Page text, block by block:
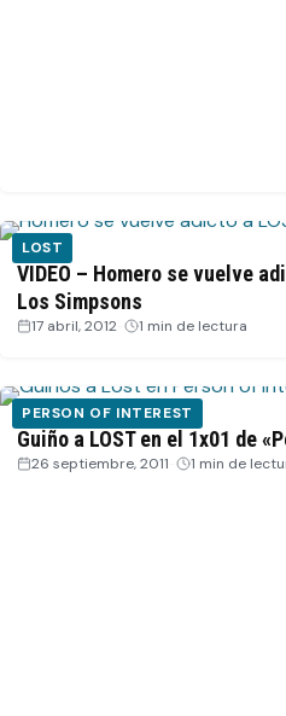
LOST
VIDEO – Homero se vuelve
Los Simpsons
17 abril, 2012 1 min de lectura
PERSON OF INTEREST
Guiño a LOST en el 1x01 de
26 septiembre, 2011 1 min de